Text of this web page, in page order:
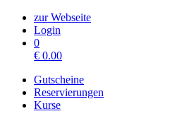
zur Webseite
Login
0
€ 0.00
Gutscheine
Reservierungen
Kurse